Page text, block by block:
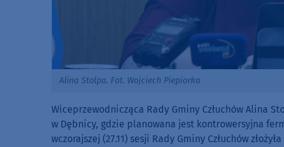
Alina Stolpa. Fot. Wojciech Piepiorka
Wiceprzewodnicząca Rady Gminy Człuchów Alina
w Dębnicy, gdzie planowana jest kontrowersyjna
wczorajszej (27.11) sesji Rady Gminy Człuchów